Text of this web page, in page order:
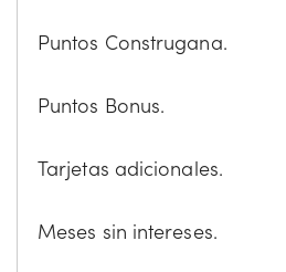
Puntos Construgana.
Puntos Bonus.
Tarjetas adicionales.
Meses sin intereses.